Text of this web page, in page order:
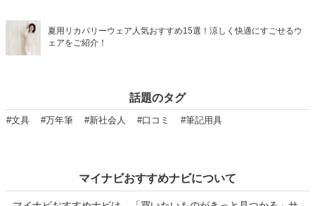
夏用リカバリーウェア人気おすすめ15選！涼しく快適にすごせるウ
ェアをご紹介！
話題のタグ
#文具 #万年筆 #新社会人 #口コミ #筆記用具
マイナビおすすめナビについて